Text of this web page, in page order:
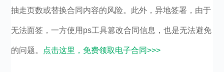
抽走页数或替换合同内容的风险。此外，异地签署，由于
无法面签，一方使用ps工具篡改合同信息，也是无法避免
的问题。 点击这里，免费领取电子合同>>>